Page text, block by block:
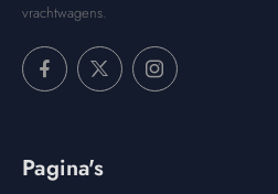
vrachtwagens.
Pagina's